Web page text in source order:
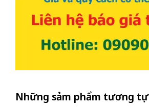
Những sảm phẩm tương tự